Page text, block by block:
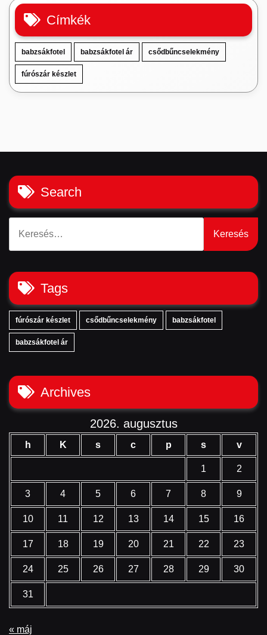
Címkék
babzsákfotel babzsákfotel ár csődbűncselekmény
fúrószár készlet
Search
Tags
fúrószár készlet csődbűncselekmény babzsákfotel
babzsákfotel ár
Archives
2026. augusztus
h K s c p s v
1 2
3 4 5 6 7 8 9
10 11 12 13 14 15 16
17 18 19 20 21 22 23
24 25 26 27 28 29 30
31
« máj